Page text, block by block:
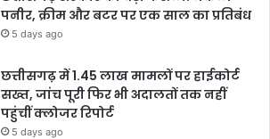
पनीर, क्रीम और बटर पर एक साल का प्रतिबंध
5 days ago
छत्तीसगढ़ में 1.45 लाख मामलों पर हाईकोर्ट
सख्त, जांच पूरी फिर भी अदालतों तक नहीं
पहुंचीं क्लोजर रिपोर्ट
5 days ago